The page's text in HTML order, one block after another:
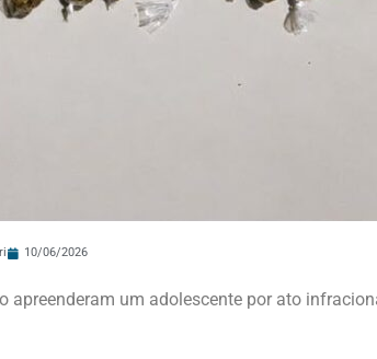
10/06/2026
um adolescente por ato